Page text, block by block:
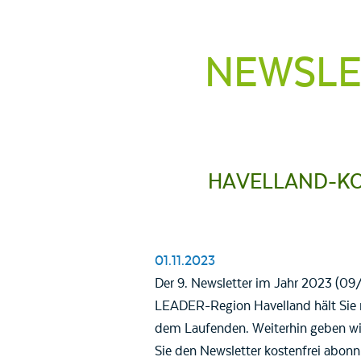
HAVELLAND-
01.11.2023
Der 9. Newsletter im Jahr 2023
LEADER-Region Havelland hält
dem Laufenden. Weiterhin geben
Sie den Newsletter kostenfrei